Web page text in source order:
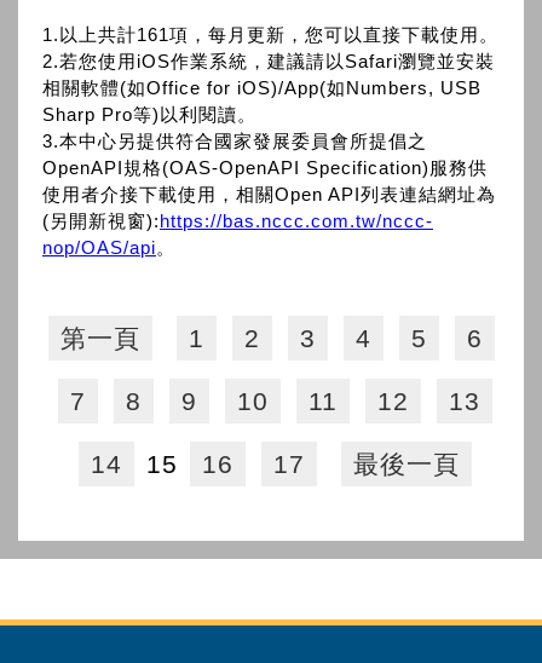
1.以上共計161項，每月更新，您可以直接下載使用。
2.若您使用iOS作業系統，建議請以Safari瀏覽並安裝
相關軟體(如Office for iOS)/App(如Numbers, USB
Sharp Pro等)以利閱讀。
3.本中心另提供符合國家發展委員會所提倡之
OpenAPI規格(OAS-OpenAPI Specification)服務供
使用者介接下載使用，相關Open API列表連結網址為
(另開新視窗):https://bas.nccc.com.tw/nccc-
nop/OAS/api。
第一頁 1 2 3 4 5 6
7 8 9 10 11 12 13
14 15 16 17 最後一頁